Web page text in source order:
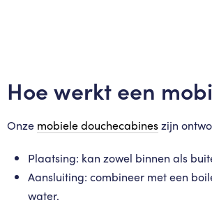
Hoe werkt een
Onze mobiele douchecabineszijn
Plaatsing: kan zowel binnen als
Aansluiting: combineer met een
water.